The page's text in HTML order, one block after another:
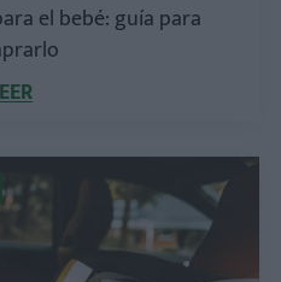
el bebé: guía para